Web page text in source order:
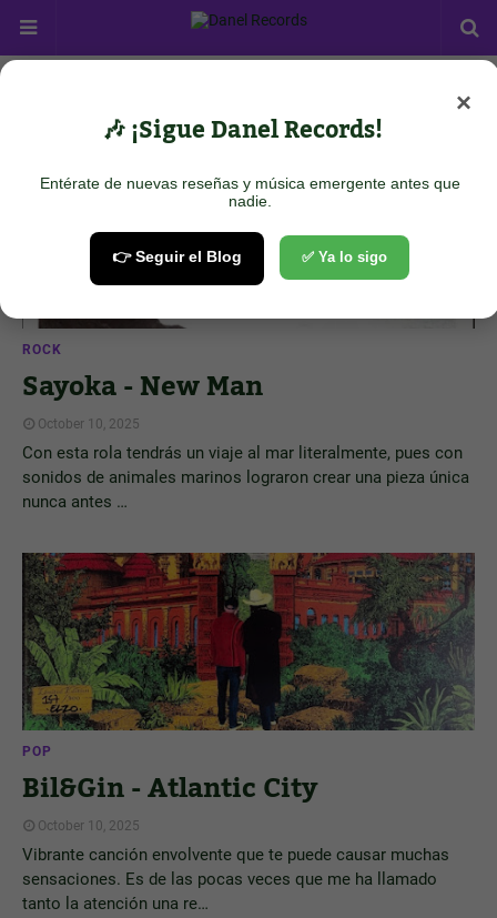
Show all
ROCK
Sayoka - New Man
October 10, 2025
Con esta rola tendrás un viaje al mar literalmente, pues con
sonidos de animales marinos lograron crear una pieza única
nunca antes …
POP
Bil&Gin - Atlantic City
October 10, 2025
Vibrante canción envolvente que te puede causar muchas
sensaciones. Es de las pocas veces que me ha llamado
tanto la atención una re…
×
🎶 ¡Sigue Danel Records!
Entérate de nuevas reseñas y música emergente antes que
nadie.
👉 Seguir el Blog ✅ Ya lo sigo